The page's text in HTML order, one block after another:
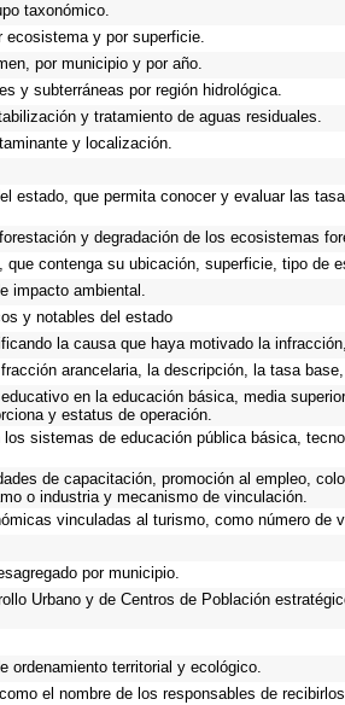
taxonómico.
y por superficie.
por municipio y por año.
y subterráneas por región hidrológica.
y tratamiento de aguas residuales.
y localización.
estado, que permita conocer y evaluar las
y degradación de los ecosistemas
contenga su ubicación, superficie, tipo de
impacto ambiental.
y notables del estado
la causa que haya motivado la
arancelaria, la descripción, la tasa
en la educación básica, media
y estatus de operación.
sistemas de educación pública básica,
de capacitación, promoción al empleo,
o industria y mecanismo de vinculación.
vinculadas al turismo, como número de
por municipio.
Urbano y de Centros de Población
ordenamiento territorial y ecológico.
el nombre de los responsables de